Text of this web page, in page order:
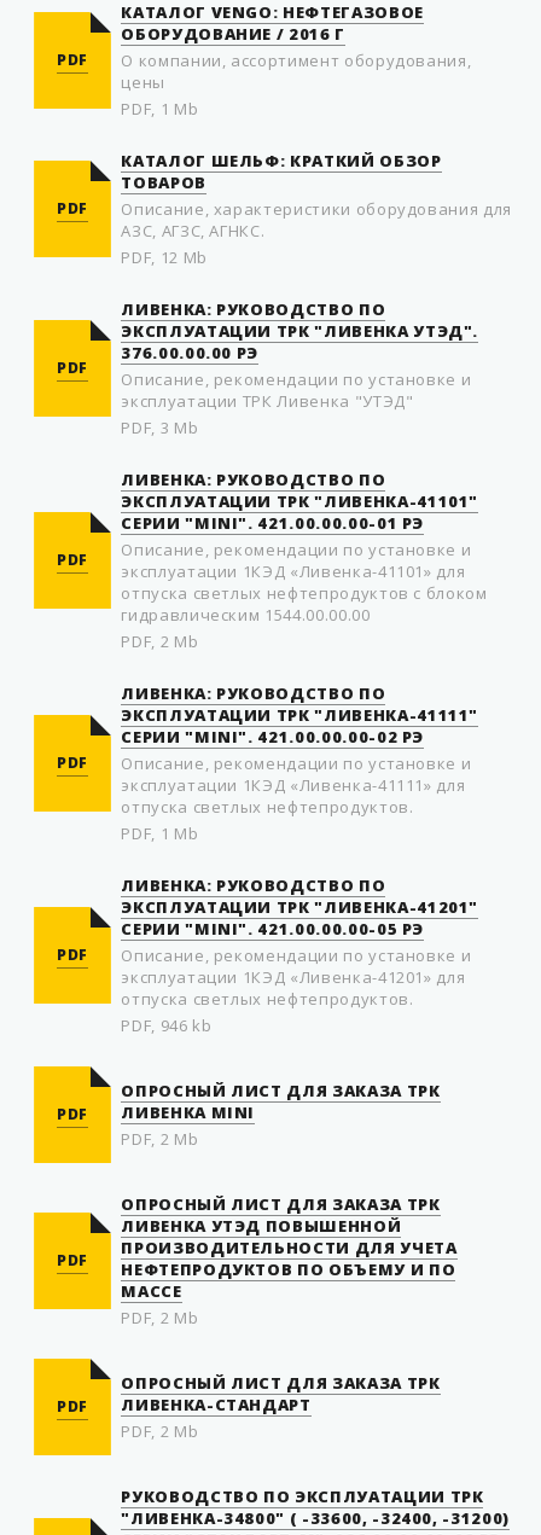
PDF
КАТАЛОГ VENGO: НЕФТЕГАЗОВОЕ
ОБОРУДОВАНИЕ / 2016 Г
О компании, ассортимент оборудования,
цены
PDF, 1 Mb
PDF
КАТАЛОГ ШЕЛЬФ: КРАТКИЙ ОБЗОР
ТОВАРОВ
Описание, характеристики оборудования для
АЗС, АГЗС, АГНКС.
PDF, 12 Mb
PDF
ЛИВЕНКА: РУКОВОДСТВО ПО
ЭКСПЛУАТАЦИИ ТРК "ЛИВЕНКА УТЭД".
376.00.00.00 РЭ
Описание, рекомендации по установке и
эксплуатации ТРК Ливенка "УТЭД"
PDF, 3 Mb
PDF
ЛИВЕНКА: РУКОВОДСТВО ПО
ЭКСПЛУАТАЦИИ ТРК "ЛИВЕНКА-41101"
СЕРИИ "MINI". 421.00.00.00-01 РЭ
Описание, рекомендации по установке и
эксплуатации 1КЭД «Ливенка-41101» для
отпуска светлых нефтепродуктов с блоком
гидравлическим 1544.00.00.00
PDF, 2 Mb
PDF
ЛИВЕНКА: РУКОВОДСТВО ПО
ЭКСПЛУАТАЦИИ ТРК "ЛИВЕНКА-41111"
СЕРИИ "MINI". 421.00.00.00-02 РЭ
Описание, рекомендации по установке и
эксплуатации 1КЭД «Ливенка-41111» для
отпуска светлых нефтепродуктов.
PDF, 1 Mb
PDF
ЛИВЕНКА: РУКОВОДСТВО ПО
ЭКСПЛУАТАЦИИ ТРК "ЛИВЕНКА-41201"
СЕРИИ "MINI". 421.00.00.00-05 РЭ
Описание, рекомендации по установке и
эксплуатации 1КЭД «Ливенка-41201» для
отпуска светлых нефтепродуктов.
PDF, 946 kb
PDF
ОПРОСНЫЙ ЛИСТ ДЛЯ ЗАКАЗА ТРК
ЛИВЕНКА MINI
PDF, 2 Mb
PDF
ОПРОСНЫЙ ЛИСТ ДЛЯ ЗАКАЗА ТРК
ЛИВЕНКА УТЭД ПОВЫШЕННОЙ
ПРОИЗВОДИТЕЛЬНОСТИ ДЛЯ УЧЕТА
НЕФТЕПРОДУКТОВ ПО ОБЪЕМУ И ПО
МАССЕ
PDF, 2 Mb
PDF
ОПРОСНЫЙ ЛИСТ ДЛЯ ЗАКАЗА ТРК
ЛИВЕНКА-СТАНДАРТ
PDF, 2 Mb
РУКОВОДСТВО ПО ЭКСПЛУАТАЦИИ ТРК
"ЛИВЕНКА-34800" ( -33600, -32400, -31200)